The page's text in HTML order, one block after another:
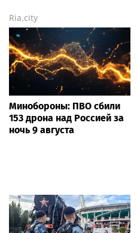
Ria.city
Минобороны: ПВО сбили
153 дрона над Россией за
ночь 9 августа